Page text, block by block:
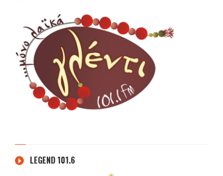
LEGEND 101.6